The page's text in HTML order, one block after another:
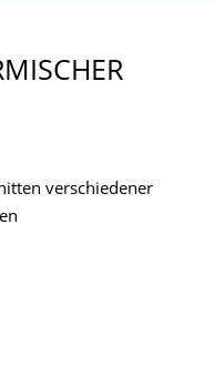
verschiedener